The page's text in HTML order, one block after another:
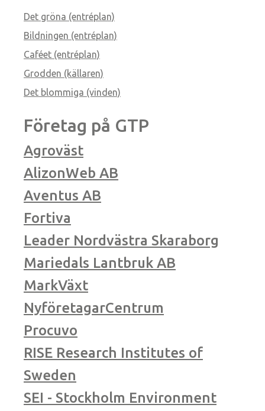
Det gröna (entréplan)
Bildningen (entréplan)
Caféet (entréplan)
Grodden (källaren)
Det blommiga (vinden)
Företag på GTP
Agroväst
AlizonWeb AB
Aventus AB
Fortiva
Leader Nordvästra Skaraborg
Mariedals Lantbruk AB
MarkVäxt
NyföretagarCentrum
Procuvo
RISE Research Institutes of
Sweden
SEI - Stockholm Environment